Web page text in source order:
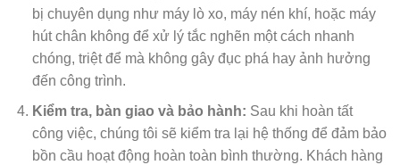
bị chuyên dụng như máy lò xo, máy nén khí, hoặc máy
hút chân không để xử lý tắc nghẽn một cách nhanh
chóng, triệt để mà không gây đục phá hay ảnh hưởng
đến công trình.
Kiểm tra, bàn giao và bảo hành: Sau khi hoàn tất
công việc, chúng tôi sẽ kiểm tra lại hệ thống để đảm bảo
bồn cầu hoạt động hoàn toàn bình thường. Khách hàng